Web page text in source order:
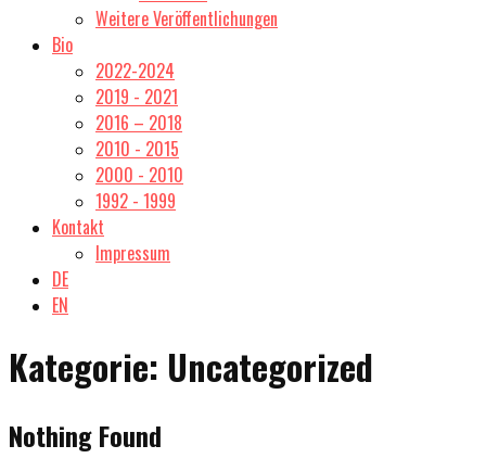
Weitere Veröffentlichungen
Bio
2022-2024
2019 - 2021
2016 – 2018
2010 - 2015
2000 - 2010
1992 - 1999
Kontakt
Impressum
DE
EN
Kategorie: Uncategorized
Nothing Found